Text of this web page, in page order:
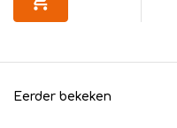
Eerder bekeken